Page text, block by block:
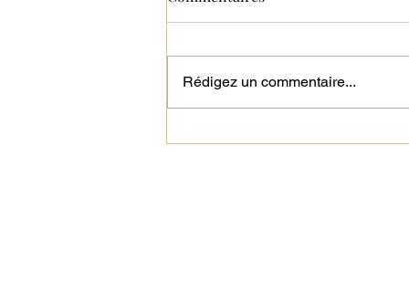
Tout savoir sur les TMA
Rédigez un commentaire...